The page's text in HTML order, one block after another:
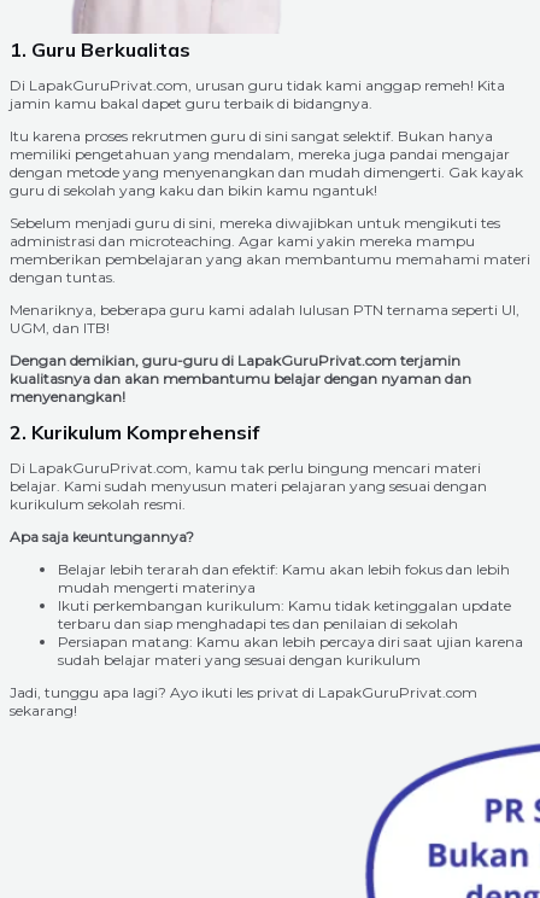
1. Guru Berkualitas
Di LapakGuruPrivat.com, urusan guru tidak kami anggap remeh! Kita
jamin kamu bakal dapet guru terbaik di bidangnya.
Itu karena proses rekrutmen guru di sini sangat selektif. Bukan hanya
memiliki pengetahuan yang mendalam, mereka juga pandai mengajar
dengan metode yang menyenangkan dan mudah dimengerti. Gak kayak
guru di sekolah yang kaku dan bikin kamu ngantuk!
Sebelum menjadi guru di sini, mereka diwajibkan untuk mengikuti tes
administrasi dan microteaching. Agar kami yakin mereka mampu
memberikan pembelajaran yang akan membantumu memahami materi
dengan tuntas.
Menariknya, beberapa guru kami adalah lulusan PTN ternama seperti UI,
UGM, dan ITB!
Dengan demikian, guru-guru di LapakGuruPrivat.com terjamin
kualitasnya dan akan membantumu belajar dengan nyaman dan
menyenangkan!
2. Kurikulum Komprehensif
Di LapakGuruPrivat.com, kamu tak perlu bingung mencari materi
belajar. Kami sudah menyusun materi pelajaran yang sesuai dengan
kurikulum sekolah resmi.
Apa saja keuntungannya?
Belajar lebih terarah dan efektif: Kamu akan lebih fokus dan lebih
mudah mengerti materinya
Ikuti perkembangan kurikulum: Kamu tidak ketinggalan update
terbaru dan siap menghadapi tes dan penilaian di sekolah
Persiapan matang: Kamu akan lebih percaya diri saat ujian karena
sudah belajar materi yang sesuai dengan kurikulum
Jadi, tunggu apa lagi? Ayo ikuti les privat di LapakGuruPrivat.com
sekarang!